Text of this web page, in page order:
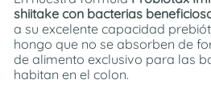
shiitake con bacterias
a su excelente capacidad
hongo que no se absorben de
de alimento exclusivo para las
habitan en el colon.